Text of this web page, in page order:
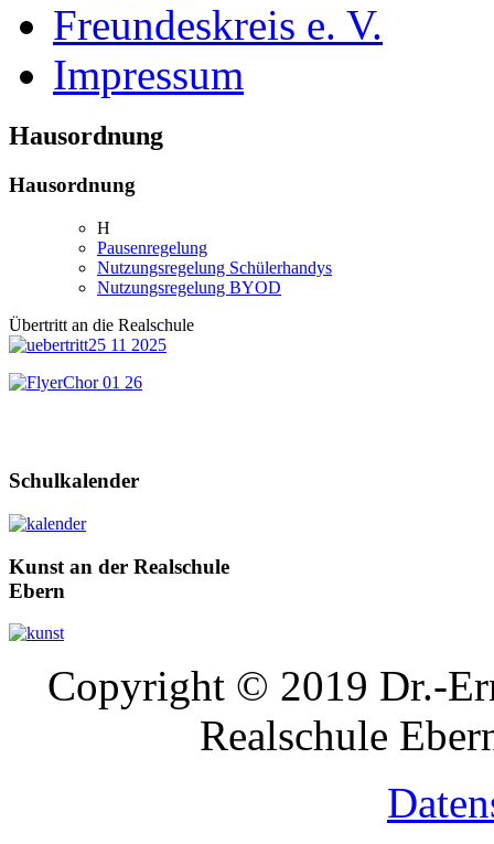
Freundeskreis e. V.
Impressum
Hausordnung
Hausordnung
H
Pausenregelung
Nutzungsregelung Schülerhandys
Nutzungsregelung BYOD
Übertritt an die Realschule
Schulkalender
Kunst an der Realschule
Ebern
Copyright © 2019 Dr.-
Realschule